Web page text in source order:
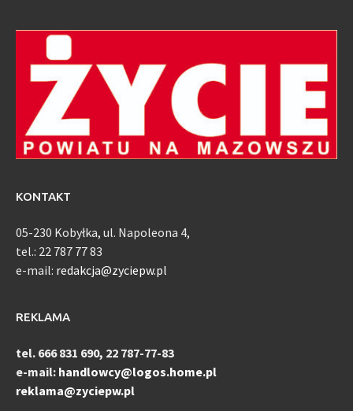
KONTAKT
05-230 Kobyłka, ul. Napoleona 4,
tel.: 22 787 77 83
e-mail: redakcja@zyciepw.pl
REKLAMA
tel. 666 831 690, 22 787-77-83
e-mail: handlowcy@logos.home.pl
reklama@zyciepw.pl